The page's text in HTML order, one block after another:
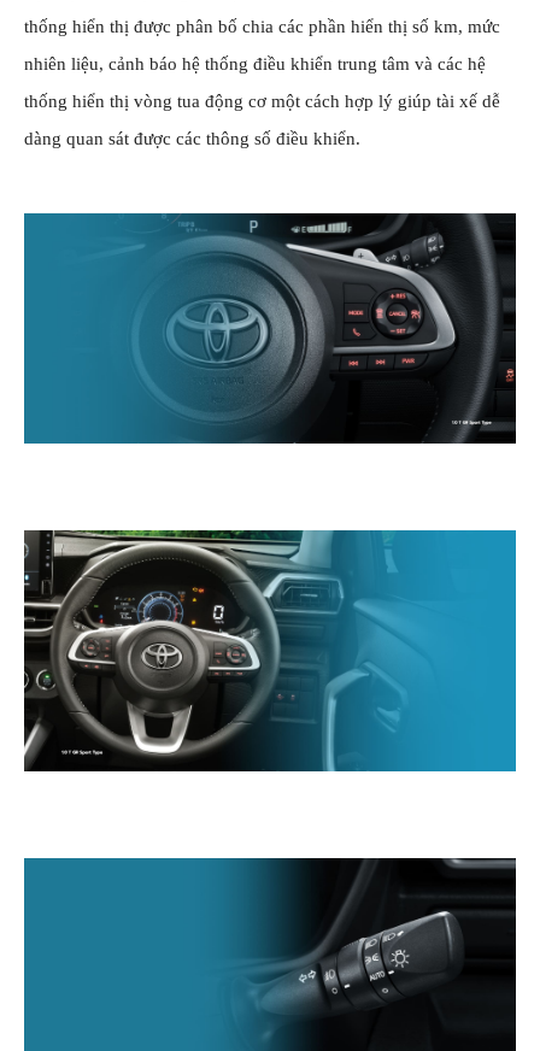
thống hiển thị được phân bố chia các phần hiển thị số km, mức
nhiên liệu, cảnh báo hệ thống điều khiển trung tâm và các hệ
thống hiển thị vòng tua động cơ một cách hợp lý giúp tài xế dễ
dàng quan sát được các thông số điều khiển.